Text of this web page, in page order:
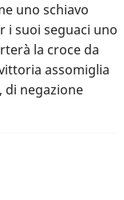
uno schiavo
i suoi seguaci uno
la croce da
assomiglia
negazione